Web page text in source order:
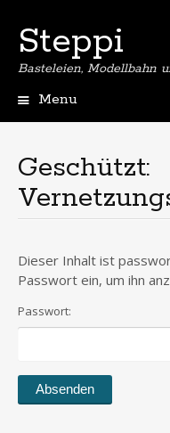
Steppi
Basteleien, Modellbahn
Menu
Geschützt:
Dieser Inhalt ist
Passwort ein, um ihn
Passwort: